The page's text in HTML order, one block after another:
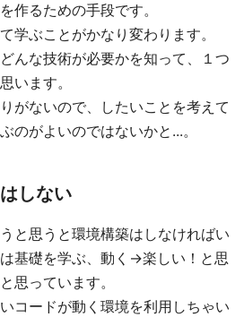
作るための手段です。
学ぶことがかなり変わります。
んな技術が必要かを知って、１つ
います。
がないので、したいことを考えて
のがよいのではないかと...。
しない
と思うと環境構築はしなければい
基礎を学ぶ、動く→楽しい！と思
思っています。
コードが動く環境を利用しちゃい